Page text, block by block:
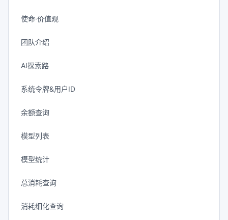
使命·价值观
团队介绍
AI探索路
系统令牌&用户ID
余额查询
模型列表
模型统计
总消耗查询
消耗细化查询